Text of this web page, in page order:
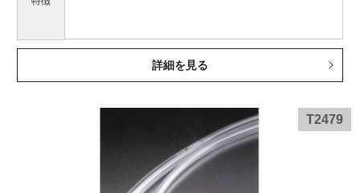
詳細を見る
T2479